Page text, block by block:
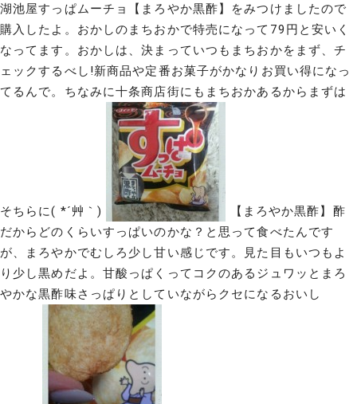
湖池屋すっぱムーチョ【まろやか黒酢】をみつけましたので
購入したよ。おかしのまちおかで特売になって79円と安いく
なってます。おかしは、決まっていつもまちおかをまず、チ
ェックするべし!新商品や定番お菓子がかなりお買い得になっ
てるんで。ちなみに十条商店街にもまちおかあるからまずは
そちらに( *´艸｀)
【まろやか黒酢】酢
だからどのくらいすっぱいのかな？と思って食べたんです
が、まろやかでむしろ少し甘い感じです。見た目もいつもよ
り少し黒めだよ。甘酸っぱくってコクのあるジュワッとまろ
やかな黒酢味さっぱりとしていながらクセになるおいし